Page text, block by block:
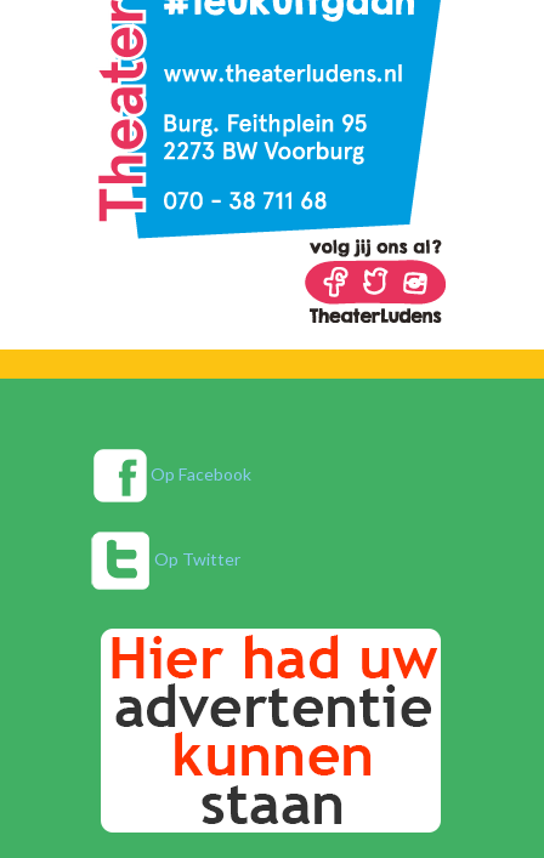
Op Facebook
Op Twitter